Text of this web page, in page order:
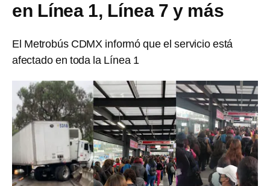
en Línea 1, Línea 7 y más
El Metrobús CDMX informó que el servicio está
afectado en toda la Línea 1